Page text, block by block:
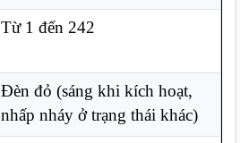
Từ 1 đến 242
Đèn đỏ (sáng khi kích hoạt,
nhấp nháy ở trạng thái khác)